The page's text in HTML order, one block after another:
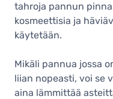
tahroja pannun
kosmeettisia ja
käytetään.
Mikäli pannua jossa
liian nopeasti, voi se
aina lämmittää